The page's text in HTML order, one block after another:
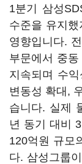
1분기 삼성
수준을 유지
영향입니다.
부문에서 중동
지속되며 수
변동성 확대,
습니다. 실제
년 동기 대비
120억원 규모
다. 삼성그룹